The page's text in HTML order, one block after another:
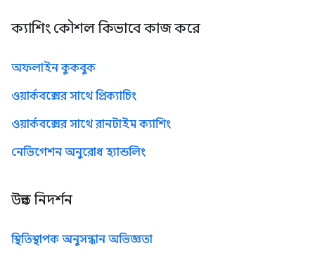
ক্যাশিং কৌশল কিভাবে কাজ করে
অফলাইন কুকবুক
ওয়ার্কবক্সের সাথে প্রিক্যাচিং
ওয়ার্কবক্সের সাথে রানটাইম ক্যাশিং
নেভিগেশন অনুরোধ হ্যান্ডলিং
উন্নত নিদর্শন
স্থিতিস্থাপক অনুসন্ধান অভিজ্ঞতা